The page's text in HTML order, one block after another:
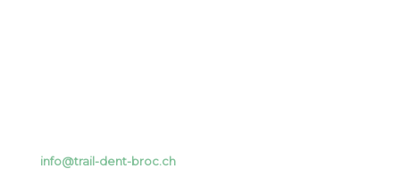
info@trail-dent-broc.ch